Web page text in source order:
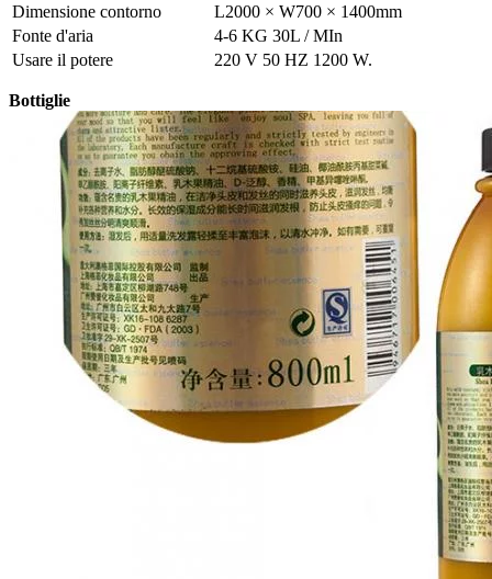
Dimensione contorno
L2000 × W700 × 1400mm
Fonte d'aria
4-6 KG 30L / MIn
Usare il potere
220 V 50 HZ 1200 W.
Bottiglie